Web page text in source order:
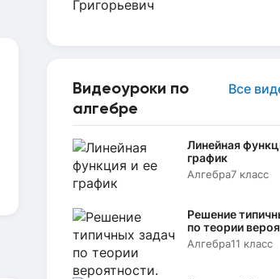
Видеоуроки по
алгебре
Все
Линейная
график
Алгебра7 класс
Решение
по теории
Задача 1
Алгебра11 класс